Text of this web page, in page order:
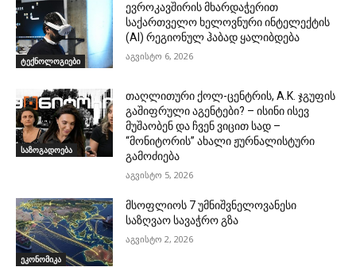
ტექნოლოგიები
ევროკავშირის მხარდაჭერით
საქართველო ხელოვნური ინტელექტის
(AI) რეგიონულ ჰაბად ყალიბდება
აგვისტო 6, 2026
საზოგადოება
თაღლითური ქოლ-ცენტრის, A.K. ჯგუფის
გაშიფრული აგენტები? – ისინი ისევ
მუშაობენ და ჩვენ ვიცით სად –
“მონიტორის” ახალი ჟურნალისტური
გამოძიება
აგვისტო 5, 2026
ეკონომიკა
მსოფლიოს 7 უმნიშვნელოვანესი
საზღვაო სავაჭრო გზა
აგვისტო 2, 2026